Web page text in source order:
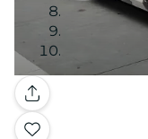
Galería